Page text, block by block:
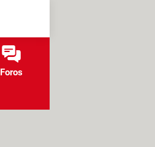
Foros